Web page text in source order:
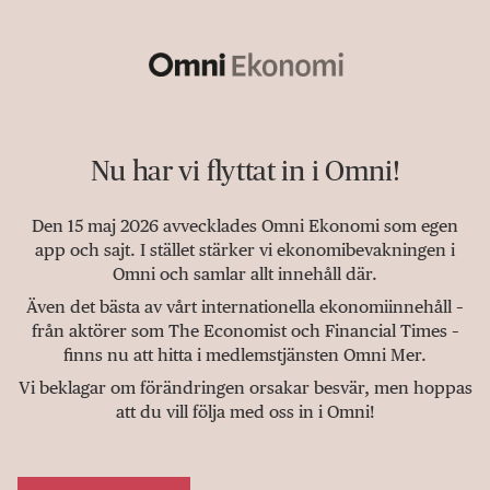
Nu har vi flyttat in i Omni!
Den 15 maj 2026 avvecklades Omni Ekonomi som egen
app och sajt. I stället stärker vi ekonomibevakningen i
Omni och samlar allt innehåll där.
Även det bästa av vårt internationella ekonomiinnehåll –
från aktörer som The Economist och Financial Times –
finns nu att hitta i medlemstjänsten Omni Mer.
Vi beklagar om förändringen orsakar besvär, men hoppas
att du vill följa med oss in i Omni!